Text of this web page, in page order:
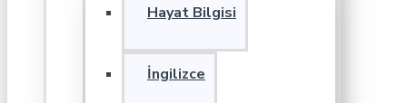
Hayat Bilgisi
İngilizce